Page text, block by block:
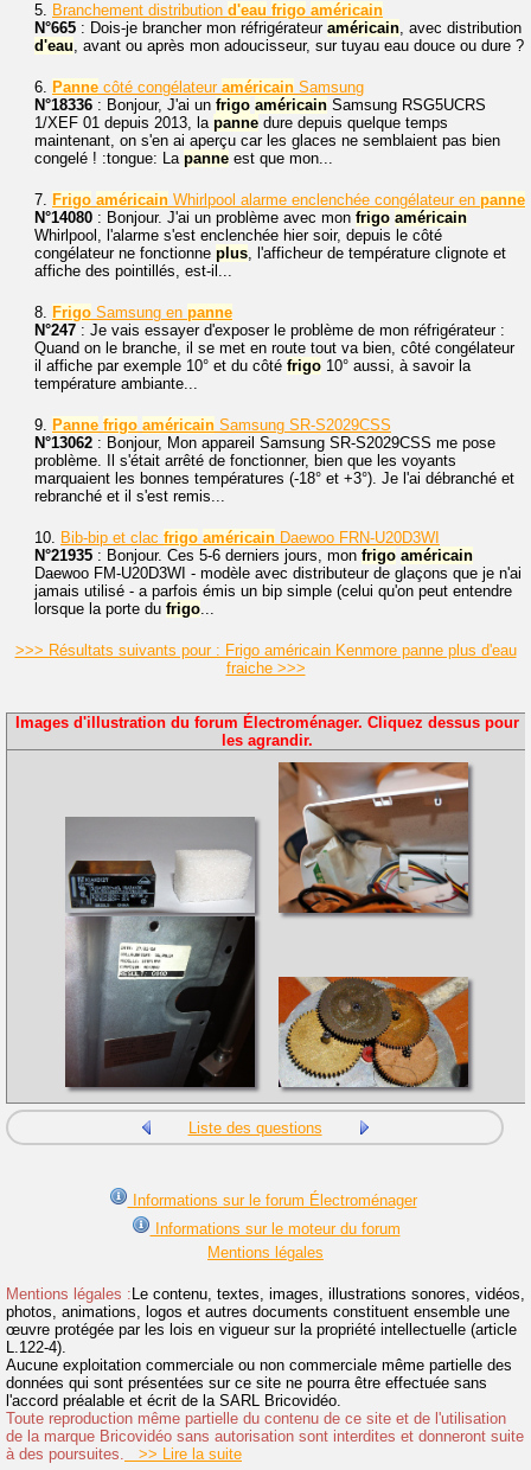
5. Branchement distribution d'eau frigo américain
N°665 : Dois-je brancher mon réfrigérateur américain, avec distribution
d'eau, avant ou après mon adoucisseur, sur tuyau eau douce ou dure ?
6. Panne côté congélateur américain Samsung
N°18336 : Bonjour, J'ai un frigo américain Samsung RSG5UCRS
1/XEF 01 depuis 2013, la panne dure depuis quelque temps
maintenant, on s'en ai aperçu car les glaces ne semblaient pas bien
congelé ! :tongue: La panne est que mon...
7. Frigo américain Whirlpool alarme enclenchée congélateur en panne
N°14080 : Bonjour. J'ai un problème avec mon frigo américain
Whirlpool, l'alarme s'est enclenchée hier soir, depuis le côté
congélateur ne fonctionne plus, l'afficheur de température clignote et
affiche des pointillés, est-il...
8. Frigo Samsung en panne
N°247 : Je vais essayer d'exposer le problème de mon réfrigérateur :
Quand on le branche, il se met en route tout va bien, côté congélateur
il affiche par exemple 10° et du côté frigo 10° aussi, à savoir la
température ambiante...
9. Panne frigo américain Samsung SR-S2029CSS
N°13062 : Bonjour, Mon appareil Samsung SR-S2029CSS me pose
problème. Il s'était arrêté de fonctionner, bien que les voyants
marquaient les bonnes températures (-18° et +3°). Je l'ai débranché et
rebranché et il s'est remis...
10. Bib-bip et clac frigo américain Daewoo FRN-U20D3WI
N°21935 : Bonjour. Ces 5-6 derniers jours, mon frigo américain
Daewoo FM-U20D3WI - modèle avec distributeur de glaçons que je n'ai
jamais utilisé - a parfois émis un bip simple (celui qu'on peut entendre
lorsque la porte du frigo...
>>> Résultats suivants pour : Frigo américain Kenmore panne plus d'eau
fraiche >>>
Images d'illustration du forum Électroménager. Cliquez dessus pour
les agrandir.
Liste des questions
Informations sur le forum Électroménager
Informations sur le moteur du forum
Mentions légales
Mentions légales : Le contenu, textes, images, illustrations sonores, vidéos,
photos, animations, logos et autres documents constituent ensemble une
œuvre protégée par les lois en vigueur sur la propriété intellectuelle (article
L.122-4).
Aucune exploitation commerciale ou non commerciale même partielle des
données qui sont présentées sur ce site ne pourra être effectuée sans
l'accord préalable et écrit de la SARL Bricovidéo.
Toute reproduction même partielle du contenu de ce site et de l'utilisation
de la marque Bricovidéo sans autorisation sont interdites et donneront suite
à des poursuites. >> Lire la suite